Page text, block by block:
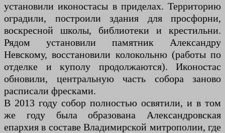
установили иконостасы в приделах. Территорию
оградили, построили здания для просфорни,
воскресной школы, библиотеки и крестильни.
Рядом установили памятник Александру
Невскому, восстановили колокольню (работы по
отделке и куполу продолжаются). Иконостас
обновили, центральную часть собора заново
расписали фресками.
В 2013 году собор полностью освятили, и в том
же году была образована Александровская
епархия в составе Владимирской митрополии, где